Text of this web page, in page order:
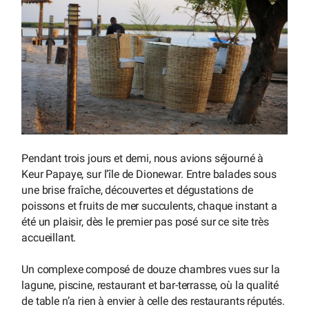
Pendant trois jours et demi, nous avions séjourné à
Keur Papaye, sur l’île de Dionewar. Entre balades sous
une brise fraîche, découvertes et dégustations de
poissons et fruits de mer succulents, chaque instant a
été un plaisir, dès le premier pas posé sur ce site très
accueillant.
Un complexe composé de douze chambres vues sur la
lagune, piscine, restaurant et bar-terrasse, où la qualité
de table n’a rien à envier à celle des restaurants réputés.